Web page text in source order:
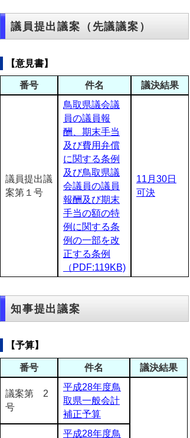
議員提出議案（先議議案）
【意見書】
番号 件名 議決結果
議員提出議
案第１号
鳥取県議会議
員の議員報
酬、期末手当
及び費用弁償
に関する条例
及び鳥取県議
会議員の議員
報酬及び期末
手当の額の特
例に関する条
例の一部を改
正する条例
（PDF:119KB)
11月30日
可決
知事提出議案
【予算】
番号 件名 議決結果
議案第 2
号
平成28年度鳥
取県一般会計
補正予算
平成28年度鳥